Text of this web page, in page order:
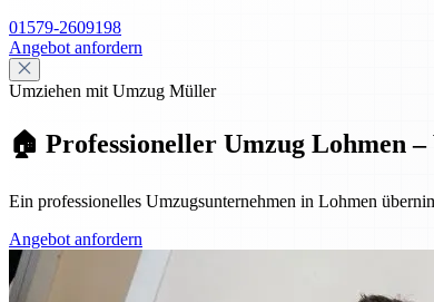
01579-2609198
Angebot anfordern
Umziehen mit Umzug Müller
🏠 Professioneller Umzug Lohmen
Ein professionelles Umzugsunternehmen in Lohmen
Angebot anfordern